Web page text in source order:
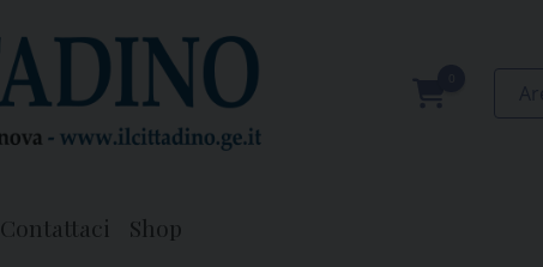
Contattaci Shop